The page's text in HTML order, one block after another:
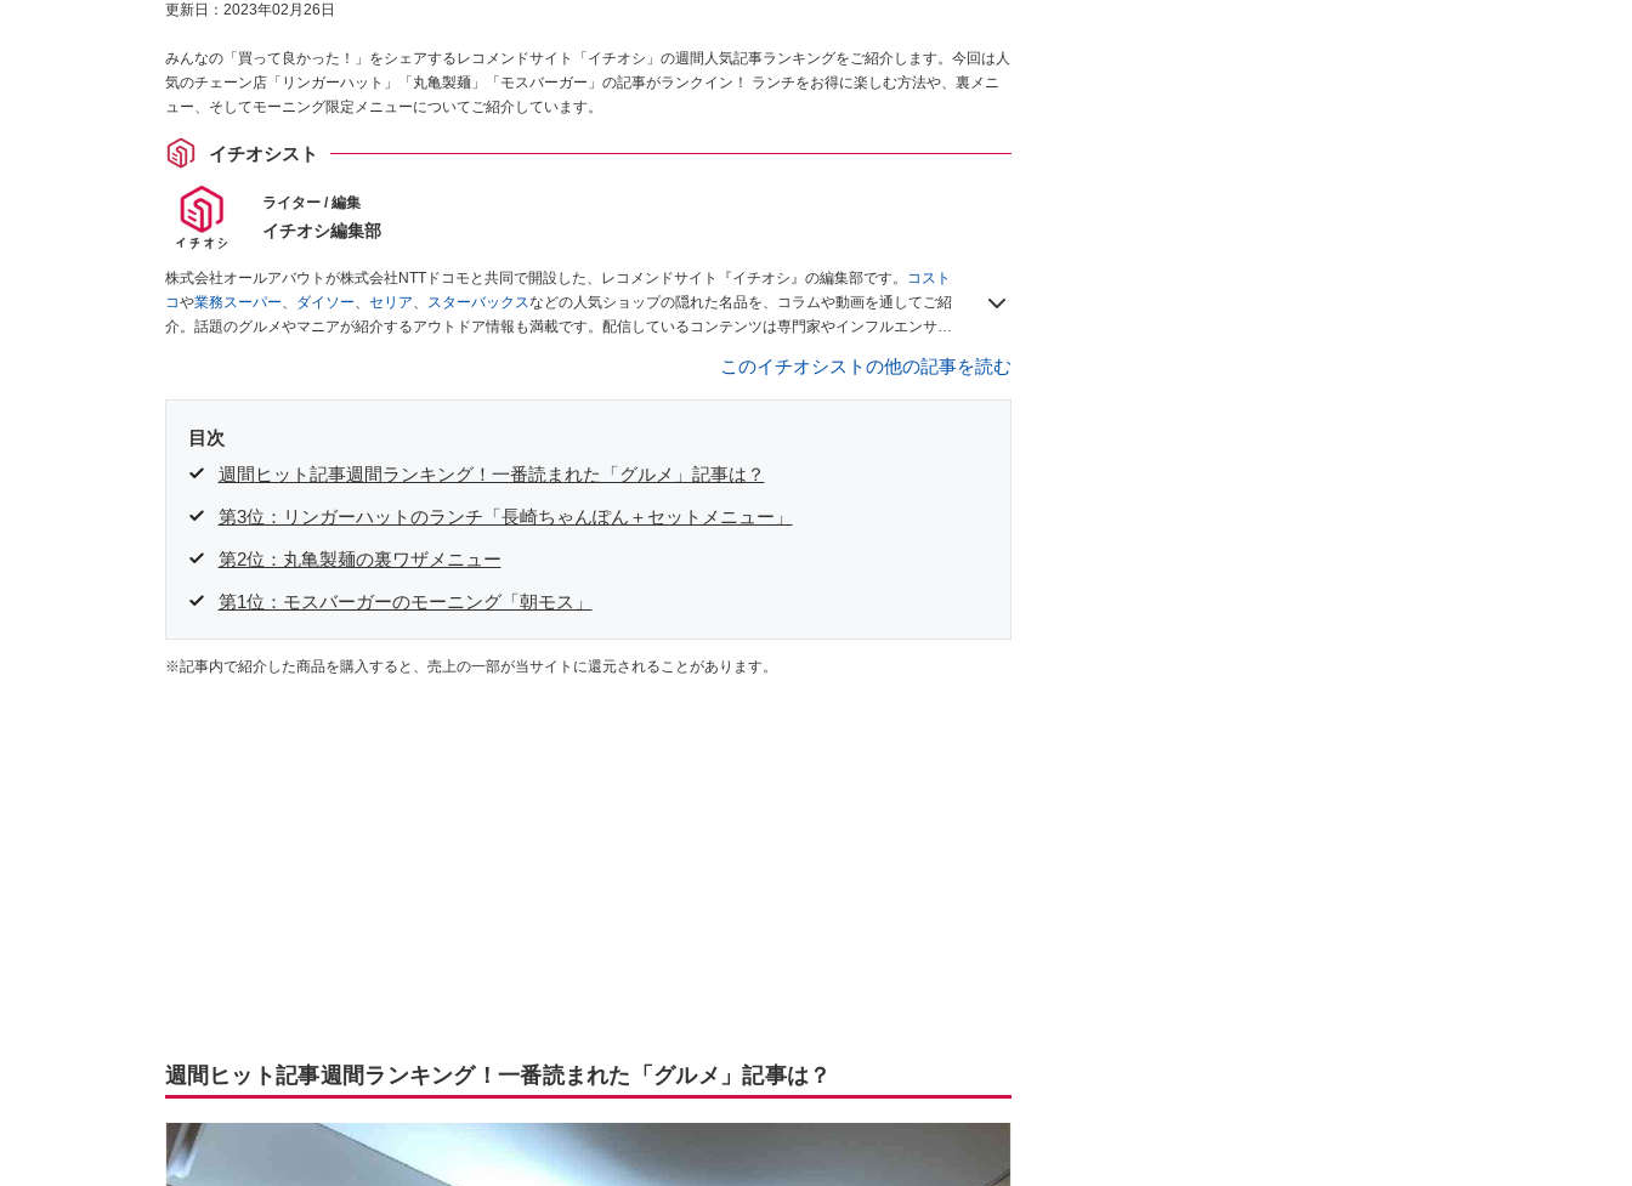
更新日： 2023年02月26日
みんなの「買って良かった！」をシェアするレコメンドサイト「イチオシ」の週間人気記事ランキングをご紹介します。今回は人
気のチェーン店「リンガーハット」「丸亀製麺」「モスバーガー」の記事がランクイン！ ランチをお得に楽しむ方法や、裏メニ
ュー、そしてモーニング限定メニューについてご紹介しています。
イチオシスト
ライター / 編集
イチオシ編集部
株式会社オールアバウトが株式会社NTTドコモと共同で開設した、レコメンドサイト『イチオシ』の編集部です。
コスト
コや業務スーパー、 ダイソー、 セリア、 スターバックスなどの人気ショップの隠れた名品を、コラムや動画を通してご紹
介。話題のグルメやマニアが紹介するアウトドア情報も満載です。配信しているコンテンツは専門家やインフルエンサー
このイチオシストの他の記事を読む
目次
週間ヒット記事週間ランキング！一番読まれた「グルメ」記事は？
第3位：リンガーハットのランチ「長崎ちゃんぽん＋セットメニュー」
第2位：丸亀製麺の裏ワザメニュー
第1位：モスバーガーのモーニング「朝モス」
※記事内で紹介した商品を購入すると、売上の一部が当サイトに還元されることがあります。
週間ヒット記事週間ランキング！一番読まれた「グルメ」記事は？